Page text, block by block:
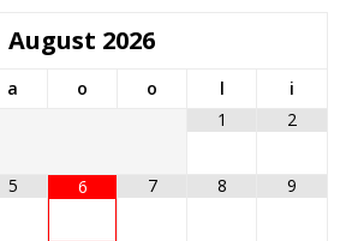
August 2026
a o o l
i
1
2
5 6 7 8 9